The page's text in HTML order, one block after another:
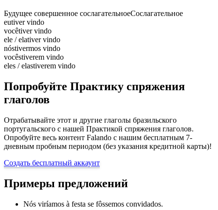
Будущее совершенное сослагательноеСослагательное
eutiver vindo
vocêtiver vindo
ele / elativer vindo
nóstivermos vindo
vocêstiverem vindo
eles / elastiverem vindo
Попробуйте Практику спряжения
глаголов
Отрабатывайте этот и другие глаголы бразильского
португальского с нашей Практикой спряжения глаголов.
Опробуйте весь контент Falando с нашим бесплатным 7-
дневным пробным периодом (без указания кредитной карты)!
Создать бесплатный аккаунт
Примеры предложений
Nós viríamos à festa se fôssemos convidados.